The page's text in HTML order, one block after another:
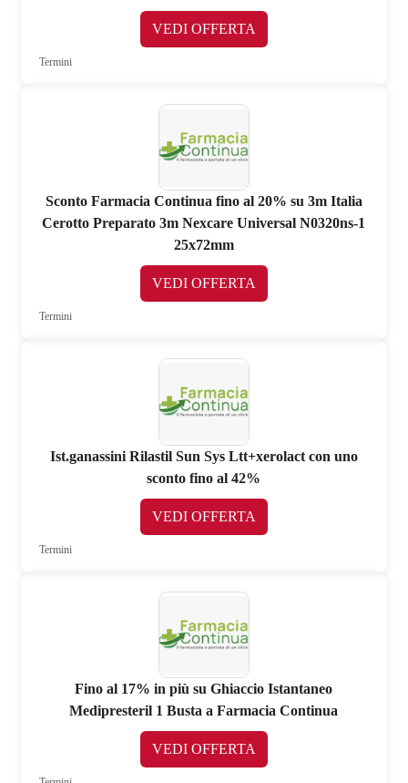
VEDI OFFERTA
Termini
Sconto Farmacia Continua fino al 20% su 3m Italia
Cerotto Preparato 3m Nexcare Universal N0320ns-1
25x72mm
VEDI OFFERTA
Termini
Ist.ganassini Rilastil Sun Sys Ltt+xerolact con uno
sconto fino al 42%
VEDI OFFERTA
Termini
Fino al 17% in più su Ghiaccio Istantaneo
Medipresteril 1 Busta a Farmacia Continua
VEDI OFFERTA